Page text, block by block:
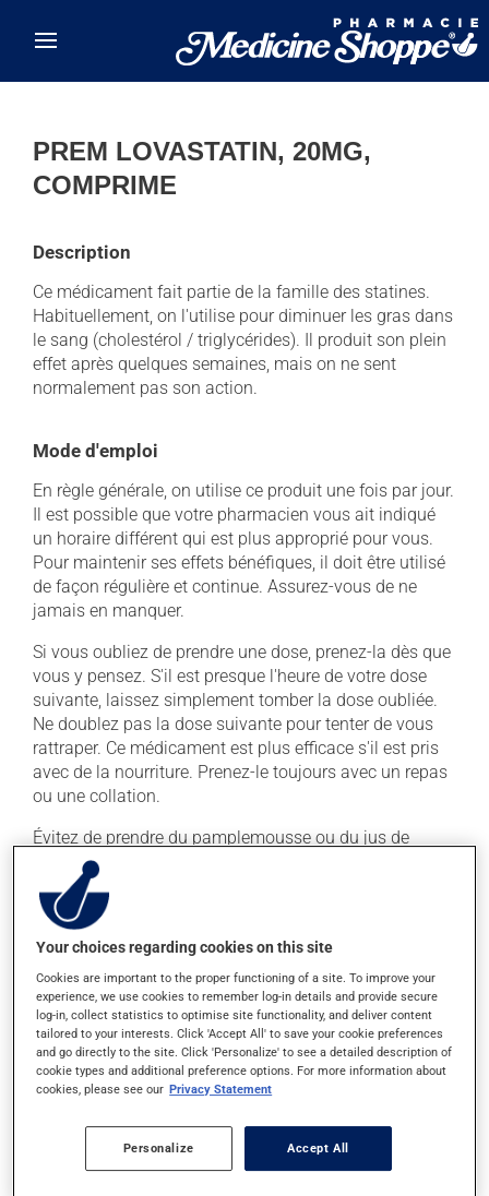
PREM LOVASTATIN, 20MG,
COMPRIME
Description
Ce médicament fait partie de la famille des statines.
Habituellement, on l'utilise pour diminuer les gras dans
le sang (cholestérol / triglycérides). Il produit son plein
effet après quelques semaines, mais on ne sent
normalement pas son action.
Mode d'emploi
En règle générale, on utilise ce produit une fois par jour.
Il est possible que votre pharmacien vous ait indiqué
un horaire différent qui est plus approprié pour vous.
Pour maintenir ses effets bénéfiques, il doit être utilisé
de façon régulière et continue. Assurez-vous de ne
jamais en manquer.
Si vous oubliez de prendre une dose, prenez-la dès que
vous y pensez. S'il est presque l'heure de votre dose
suivante, laissez simplement tomber la dose oubliée.
Ne doublez pas la dose suivante pour tenter de vous
rattraper. Ce médicament est plus efficace s'il est pris
avec de la nourriture. Prenez-le toujours avec un repas
ou une collation.
Évitez de prendre du pamplemousse ou du jus de
pamplemousse durant tout votre traitement. Le
pamplemousse peut sensiblement modifier l'effet de
votre médicament. Évitez la consommation excessive
d'alcool durant le traitement.
Effets indésirables
En plus de ses effets recherchés, ce produit peut à
l'occasion entraîner certains effets indésirables (effets
secondaires), notamment :
il peut causer des maux de tête;
il agit sur l'intestin et peut causer de la diarrhée ou
de la constipation, selon la sensibilité de chacun;
Your choices regarding cookies on this site
Cookies are important to the proper functioning of a site. To improve your
experience, we use cookies to remember log-in details and provide secure
log-in, collect statistics to optimise site functionality, and deliver content
tailored to your interests. Click 'Accept All' to save your cookie preferences
and go directly to the site. Click 'Personalize' to see a detailed description of
cookie types and additional preference options. For more information about
cookies, please see our Privacy Statement
Personalize Accept All